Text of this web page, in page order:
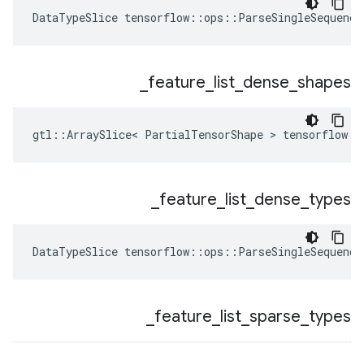
DataTypeSlice tensorflow ::ops ::
feature list dense shapes
gtl::ArraySlice< PartialTensorShape >
feature list dense types
DataTypeSlice tensorflow ::ops ::
feature list sparse types